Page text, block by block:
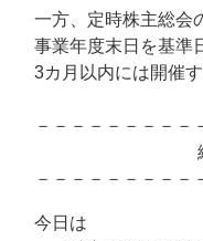
一方、定時株主総会
事業年度末日を基準
3カ月以内には開催す
－－－－－－－－－
編 集
－－－－－－－－－
今日は